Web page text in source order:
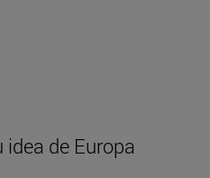
de Europa